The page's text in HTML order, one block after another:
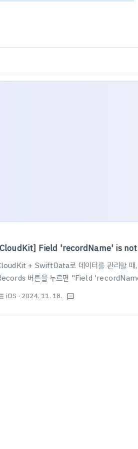
Field 'recordName' is
+ SwiftData로 데이터를 관리할
버튼을 누르면 "Field
다. 이 경우 Schema > Indexes에서 해당하
설정된 recordName을 만들어 주면 정상적으
iOS · 2024. 11. 18. textsms